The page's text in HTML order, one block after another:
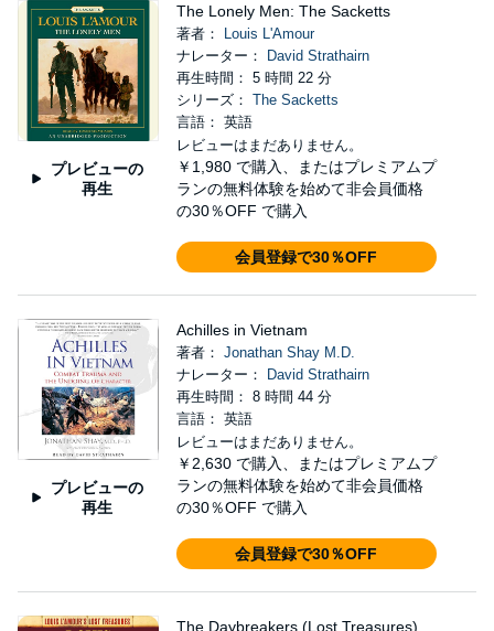
プレビューの
再生
The Lonely Men: The Sacketts
著者：
Louis L'Amour
ナレーター：
David Strathairn
再生時間： 5 時間 22 分
シリーズ： The Sacketts
言語： 英語
レビューはまだありません。
￥1,980 で購入、またはプレミアムプ
ランの無料体験を始めて非会員価格
の30％OFF で購入
会員登録で30％OFF
プレビューの
再生
Achilles in Vietnam
著者： Jonathan Shay M.D.
ナレーター：
David Strathairn
再生時間： 8 時間 44 分
言語： 英語
レビューはまだありません。
￥2,630 で購入、またはプレミアムプ
ランの無料体験を始めて非会員価格
の30％OFF で購入
会員登録で30％OFF
The Daybreakers (Lost Treasures)